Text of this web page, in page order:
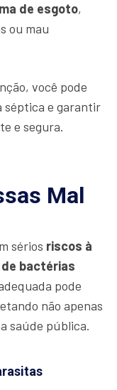
de esgoto,
ou mau
você pode
séptica e garantir
e segura.
Mal
sérios riscos à
bactérias
pode
não apenas
saúde pública.